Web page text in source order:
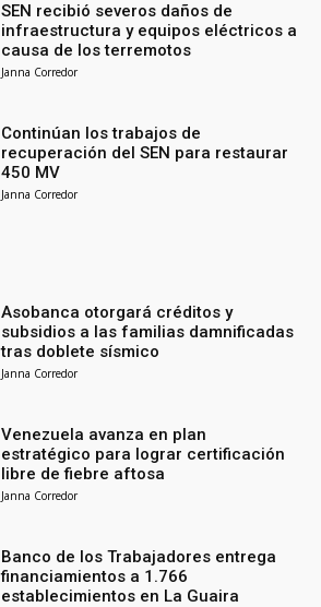
SEN recibió severos daños de
infraestructura y equipos eléctricos a
causa de los terremotos
Janna Corredor
Continúan los trabajos de
recuperación del SEN para restaurar
450 MV
Janna Corredor
Asobanca otorgará créditos y
subsidios a las familias damnificadas
tras doblete sísmico
Janna Corredor
Venezuela avanza en plan
estratégico para lograr certificación
libre de fiebre aftosa
Janna Corredor
Banco de los Trabajadores entrega
financiamientos a 1.766
establecimientos en La Guaira